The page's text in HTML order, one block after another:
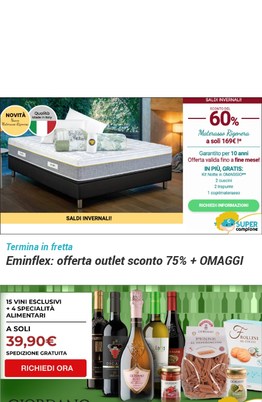
Termina in fretta
Eminflex: offerta outlet sconto 75% + OMAGGI